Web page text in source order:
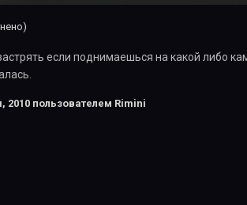
если поднимаешься на какой либо
2010пользователем Rimini